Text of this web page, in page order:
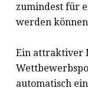
zumindest für
werden
Ein attraktiver
automatisch